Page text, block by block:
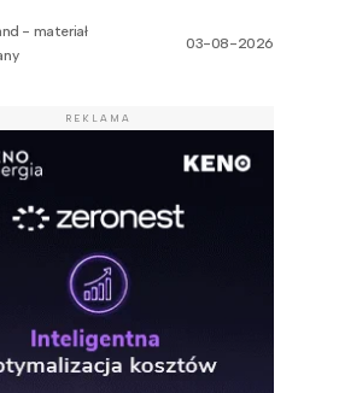
- materiał
03-08-2026
REKLAMA